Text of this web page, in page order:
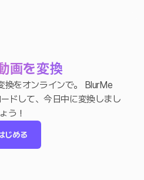
画を変換
オンラインで。 BlurMe
ドして、今日中に変換しまし
ょう！
じめる